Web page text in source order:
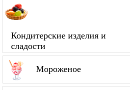
Кондитерские изделия и
сладости
Мороженое